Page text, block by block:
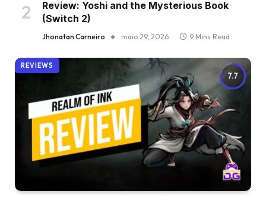
Review: Yoshi and the Mysterious Book
(Switch 2)
Jhonatan Carneiro maio 29, 2026 9 Mins Read
7.7
REVIEWS